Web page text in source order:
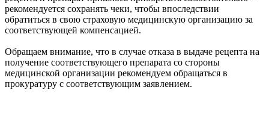
рекомендуется сохранять чеки, чтобы впоследствии
обратиться в свою страховую медицинскую организацию за
соответствующей компенсацией.
Обращаем внимание, что в случае отказа в выдаче рецепта на
получение соответствующего препарата со стороны
медицинской организации рекомендуем обращаться в
прокуратуру с соответствующим заявлением.